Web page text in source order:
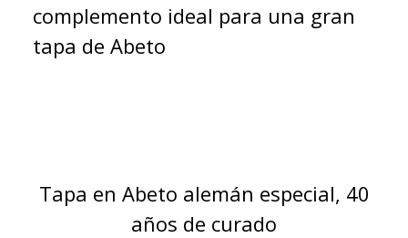
complemento ideal para una gran
tapa de Abeto
Tapa en Abeto alemán especial, 40
años de curado